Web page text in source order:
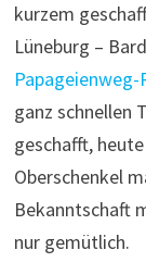
kurzem
Lüneburg –
Papageienweg-
ganz schnellen
geschafft,
Oberschenkel
Bekanntschaft
nur gemütlich.